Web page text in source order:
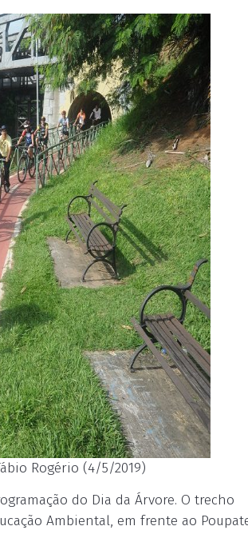
Rogério (4/5/2019)
do Dia da Árvore. O trecho
Ambiental, em frente ao